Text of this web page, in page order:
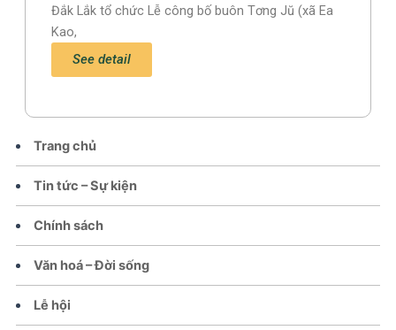
Trang chủ
Tin tức – Sự kiện
Chính sách
Văn hoá – Đời sống
Lễ hội
Đắk Lắk tổ chức Lễ công bố buôn Tơng Jŭ (xã Ea
Kao,
See detail